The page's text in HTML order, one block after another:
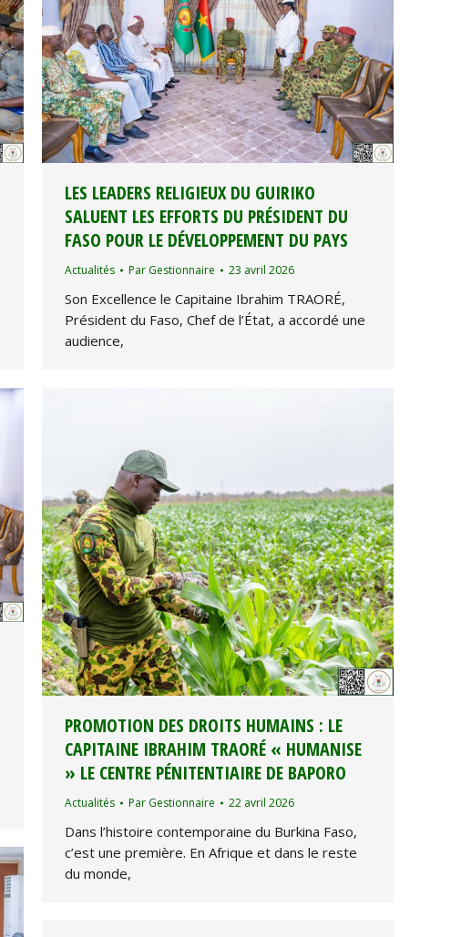
LES LEADERS RELIGIEUX DU GUIRIKO
SALUENT LES EFFORTS DU PRÉSIDENT DU
FASO POUR LE DÉVELOPPEMENT DU PAYS
Actualités Par Gestionnaire 23 avril 2026
Son Excellence le Capitaine Ibrahim TRAORÉ,
Président du Faso, Chef de l’État, a accordé une
audience,
PROMOTION DES DROITS HUMAINS : LE
CAPITAINE IBRAHIM TRAORÉ « HUMANISE
» LE CENTRE PÉNITENTIAIRE DE BAPORO
Actualités Par Gestionnaire 22 avril 2026
Dans l’histoire contemporaine du Burkina Faso,
c’est une première. En Afrique et dans le reste
du monde,